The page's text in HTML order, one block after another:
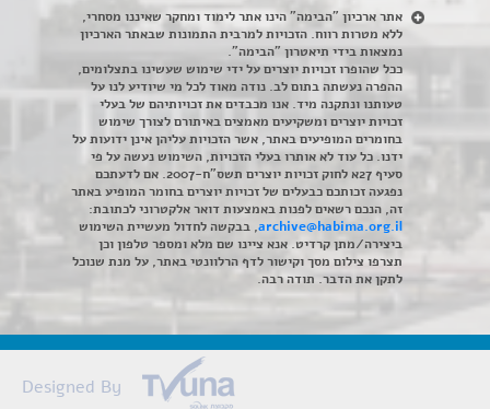
אתר ארכיון "הבימה" הינו אתר לימוד ומחקר שאיננו מסחרי,
ללא מטרות רווח. הזכויות למרבית התמונות שבאתר הארכיון
נמצאות בידי תיאטרון "הבימה".
ככל שהופרו זכויות יוצרים על ידי שימוש שעשינו בתצלומים,
ההפרה נעשתה בתום לב. נודה מאוד לכל מי שיודיע לנו על
טעותנו ונתקנה מיד. אנו מכבדים את זכויותיהם של בעלי
זכויות יוצרים ומשקיעים מאמצים באיתורם לצורך שימוש
בחומרים המופיעים באתר, אשר הזכויות עליהן אינן ידועות על
ידנו. כל עוד לא אותרו בעלי הזכויות, השימוש נעשה על פי
סעיף 27א לחוק זכויות יוצרים תשס"ח-2007. אם לדעתכם
נפגעה זכותכם כבעלים של זכויות יוצרים בחומר המופיע באתר
זה, הנכם רשאים לפנות באמצעות דואר אלקטרוני לכתובת:
archive@habima.org.il, בבקשה לחדול מעשיית השימוש
ביצירה/מתן קרדיט. אנא ציינו שם מלא ומספר טלפון וכן
תצרפו צילום מסך וקישור לדף הרלוונטי באתר, על מנת שנוכל
לתקן את הדבר. תודה רבה.
Designed By